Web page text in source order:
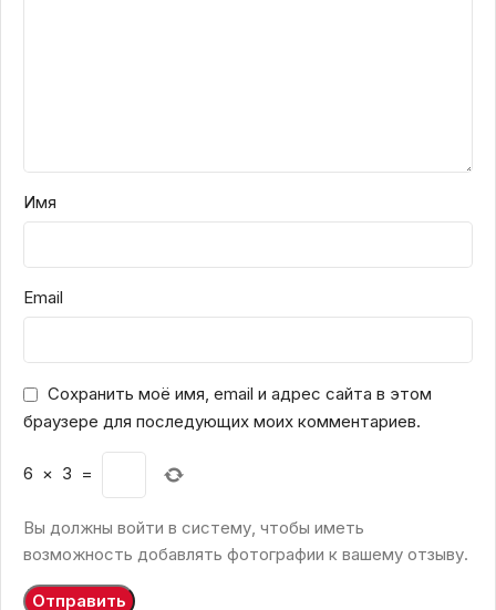
Имя
Email
Сохранить моё имя, email и адрес сайта в этом
браузере для последующих моих комментариев.
6 × 3 =
Вы должны войти в систему, чтобы иметь
возможность добавлять фотографии к вашему отзыву.